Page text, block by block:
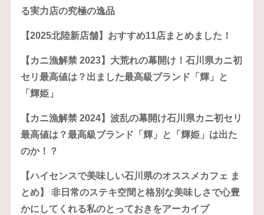
る実力店の究極の逸品
【2025北陸新店舗】おすすめ11店まとめました！
【カニ漁解禁 2023】大荒れの幕開け！石川県カニ初
セリ最高値は？出ました最高級ブランド「輝」と
「輝姫」
【カニ漁解禁 2024】波乱の幕開け石川県カニ初セリ
最高値は？最高級ブランド「輝」と「輝姫」は出た
のか！？
【ハイセンスで美味しい石川県のオススメカフェ ま
とめ】 非日常のステキ空間と格別な美味しさで心豊
かにしてくれる私のとっておきをアーカイブ